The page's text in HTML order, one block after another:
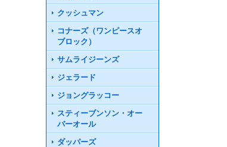
クッシュマン
コナーズ（ワンピースオ
ブロック）
サムライジーンズ
ジェラード
ジョングラッコー
スティーブンソン・オー
バーオール
ダッパーズ